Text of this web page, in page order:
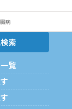
病
索
覧